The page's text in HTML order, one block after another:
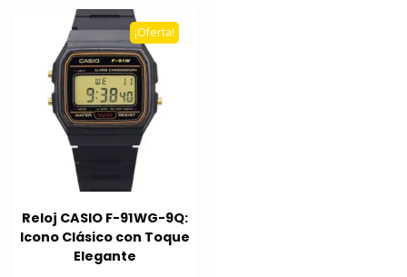
¡Oferta!
Reloj CASIO F-91WG-9Q:
Icono Clásico con Toque
Elegante